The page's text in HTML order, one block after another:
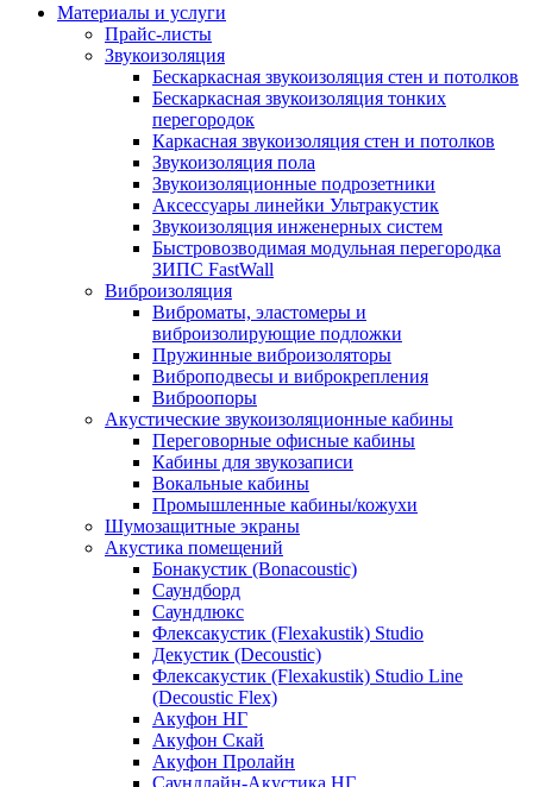
Материалы и услуги
Прайс-листы
Звукоизоляция
Бескаркасная звукоизоляция стен и потолков
Бескаркасная звукоизоляция тонких
перегородок
Каркасная звукоизоляция стен и потолков
Звукоизоляция пола
Звукоизоляционные подрозетники
Аксессуары линейки Ультракустик
Звукоизоляция инженерных систем
Быстровозводимая модульная перегородка
ЗИПС FastWall
Виброизоляция
Виброматы, эластомеры и
виброизолирующие подложки
Пружинные виброизоляторы
Виброподвесы и виброкрепления
Виброопоры
Акустические звукоизоляционные кабины
Переговорные офисные кабины
Кабины для звукозаписи
Вокальные кабины
Промышленные кабины/кожухи
Шумозащитные экраны
Акустика помещений
Бонакустик (Bonacoustic)
Саундборд
Саундлюкс
Флексакустик (Flexakustik) Studio
Декустик (Decoustic)
Флексакустик (Flexakustik) Studio Line
(Decoustic Flex)
Акуфон НГ
Акуфон Скай
Акуфон Пролайн
Саундлайн-Акустика НГ